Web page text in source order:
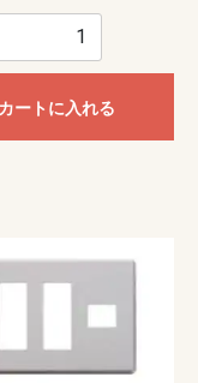
カートに入れる